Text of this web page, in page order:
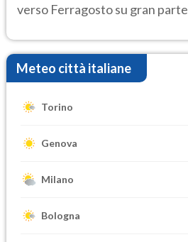
verso Ferragosto su gran
Meteo città italiane
Torino
Genova
Milano
Bologna